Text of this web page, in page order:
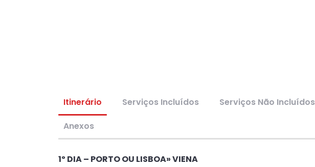
Itinerário Serviços Incluídos Serviços Não Incluídos
Anexos
1º DIA – PORTO OU LISBOA» VIENA